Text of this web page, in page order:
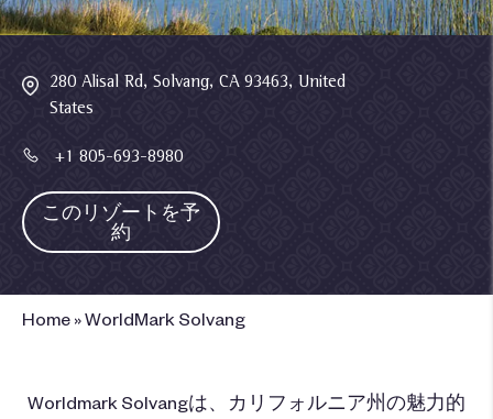
280 Alisal Rd, Solvang, CA 93463, United
States
+1 805-693-8980
このリゾートを予
約
Home »WorldMark Solvang
Worldmark Solvangは、カリフォルニア州の魅力的